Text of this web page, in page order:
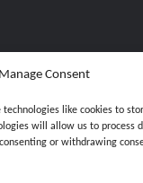
Manage Consent
like cookies to
will allow us to process
or withdrawing